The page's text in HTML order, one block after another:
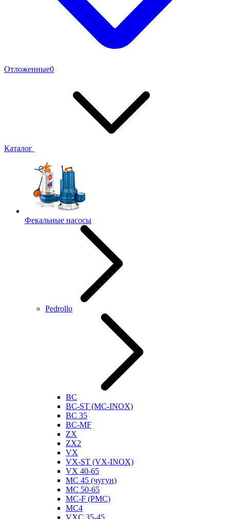
Отложенные0
Каталог
Фекальные насосы
Pedrollo
BC
BC-ST (MC-INOX)
BC 35
BC-MF
ZX
ZX2
VX
VX-ST (VX-INOX)
VX 40-65
MC 45 (чугун)
MC 50-65
MC-F (PMC)
MC4
VXC 35-45